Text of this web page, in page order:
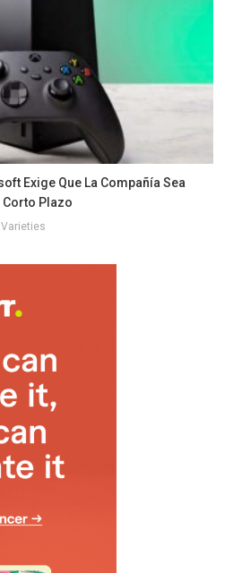
Exige Que La Compañía Sea
Corto Plazo
Varieties